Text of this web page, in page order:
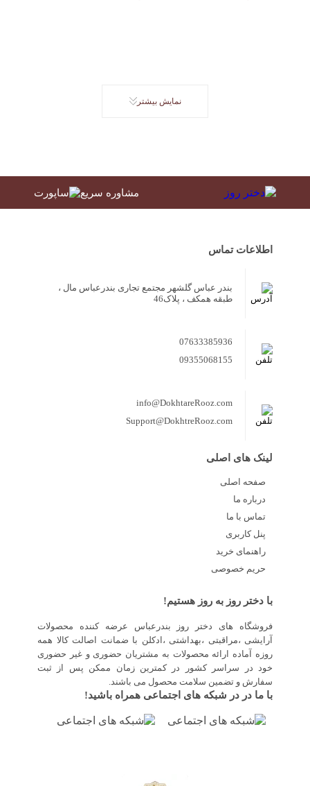
نمایش بیشتر
مشاوره سریع
اطلاعات تماس
بندر عباس گلشهر مجتمع تجاری بندرعباس مال ،
طبقه همکف ، پلاک46
07633385936
09355068155
info@DokhtareRooz.com
Support@DokhtreRooz.com
لینک های اصلی
صفحه اصلی
درباره ما
تماس با ما
پنل کاربری
راهنمای خرید
حریم خصوصی
با دختر روز به روز هستیم!
فروشگاه های دختر روز بندرعباس عرضه کننده محصولات
آرایشی ،مراقبتی ،بهداشتی ،ادکلن با ضمانت اصالت کالا همه
روزه آماده ارائه محصولات به مشتریان حضوری و غیر حضوری
خود در سراسر کشور در کمترین زمان ممکن پس از ثبت
سفارش و تضمین سلامت محصول می باشند.
با ما در در شبکه های اجتماعی همراه باشید!